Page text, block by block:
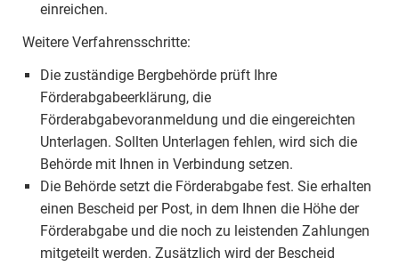
einreichen.
Weitere Verfahrensschritte:
Die zuständige Bergbehörde prüft Ihre
Förderabgabeerklärung, die
Förderabgabevoranmeldung und die eingereichten
Unterlagen. Sollten Unterlagen fehlen, wird sich die
Behörde mit Ihnen in Verbindung setzen.
Die Behörde setzt die Förderabgabe fest. Sie erhalten
einen Bescheid per Post, in dem Ihnen die Höhe der
Förderabgabe und die noch zu leistenden Zahlungen
mitgeteilt werden. Zusätzlich wird der Bescheid